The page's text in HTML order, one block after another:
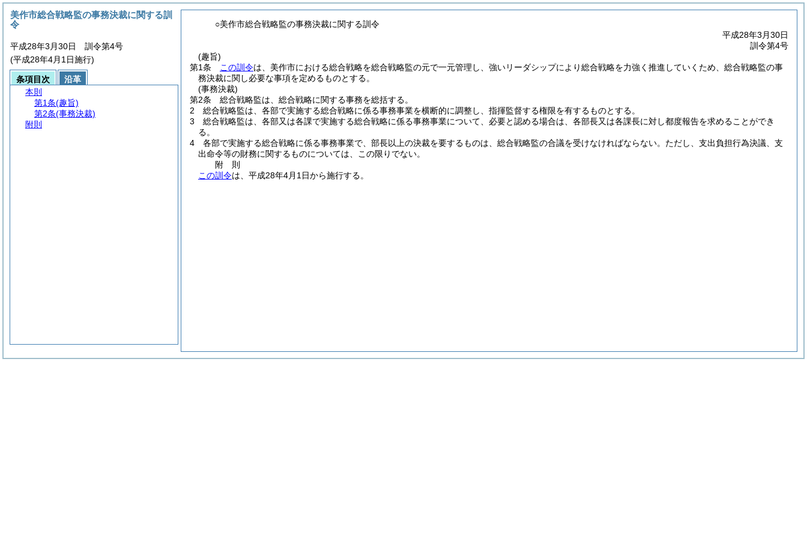
○美作市総合戦略監の事務決裁に関する訓令
平成28年3月30日
訓令第4号
(趣旨)
第1条
この訓令は、美作市における総合戦略を総合戦略監の元で一元管理し、強いリーダシップにより総合戦略を力強く推進していくため、総合戦略監の事
務決裁に関し必要な事項を定めるものとする。
(事務決裁)
第2条
総合戦略監は、総合戦略に関する事務を総括する。
2
総合戦略監は、各部で実施する総合戦略に係る事務事業を横断的に調整し、指揮監督する権限を有するものとする。
3
総合戦略監は、各部又は各課で実施する総合戦略に係る事務事業について、必要と認める場合は、各部長又は各課長に対し都度報告を求めることができ
る。
4
各部で実施する総合戦略に係る事務事業で、部長以上の決裁を要するものは、総合戦略監の合議を受けなければならない。 ただし、支出負担行為決議、支
出命令等の財務に関するものについては、この限りでない。
附 則
この訓令は、平成28年4月1日から施行する。
美作市総合戦略監の事務決裁に関する訓
令
平成28年3月30日 訓令第4号
(平成28年4月1日施行)
条項目次
沿革
本則
第1条(趣旨)
第2条(事務決裁)
附則